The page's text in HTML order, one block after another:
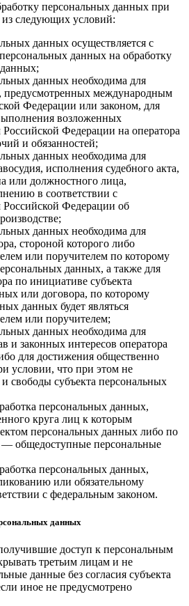
персональных данных при
следующих условий:
данных осуществляется с
персональных данных на обработку
данных необходима для
предусмотренных международным
Федерации или законом, для
возложенных
Российской Федерации на оператора
и обязанностей;
данных необходима для
исполнения судебного акта,
или должностного лица,
в соответствии с
Российской Федерации об
данных необходима для
стороной которого либо
или поручителем по которому
данных, а также для
по инициативе субъекта
или договора, по которому
данных будет являться
или поручителем;
данных необходима для
и законных интересов оператора
для достижения общественно
условии, что при этом не
свободы субъекта персональных
персональных данных,
круга лиц к которым
персональных данных либо по
— общедоступные персональные
персональных данных,
или обязательному
с федеральным законом.
данных
доступ к персональным
третьим лицам и не
данные без согласия субъекта
иное не предусмотрено